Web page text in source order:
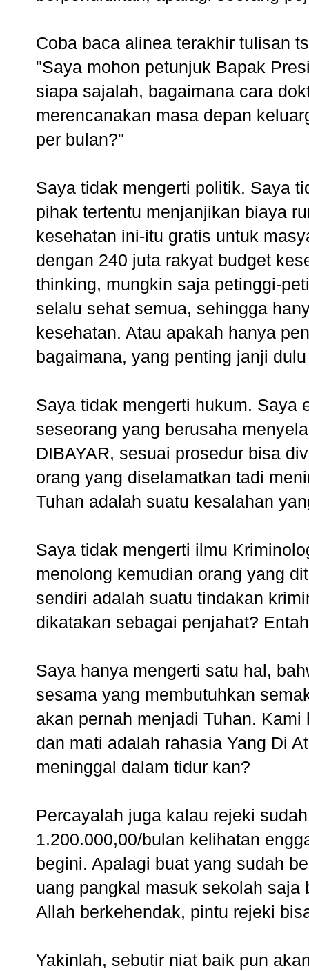
Coba baca alinea terakhir tulisan
"Saya mohon petunjuk Bapak
siapa sajalah, bagaimana cara
merencanakan masa depan
per bulan?"
Saya tidak mengerti politik. Saya
pihak tertentu menjanjikan biaya
kesehatan ini-itu gratis untuk
dengan 240 juta rakyat budget
thinking, mungkin saja petinggi-
selalu sehat semua, sehingga
kesehatan. Atau apakah hanya
bagaimana, yang penting janji
Saya tidak mengerti hukum. Saya
seseorang yang berusaha
DIBAYAR, sesuai prosedur bisa
orang yang diselamatkan tadi
Tuhan adalah suatu kesalahan
Saya tidak mengerti ilmu
menolong kemudian orang yang
sendiri adalah suatu tindakan
dikatakan sebagai penjahat?
Saya hanya mengerti satu hal,
sesama yang membutuhkan
akan pernah menjadi Tuhan.
dan mati adalah rahasia Yang Di
meninggal dalam tidur kan?
Percayalah juga kalau rejeki
1.200.000,00/bulan kelihatan
begini. Apalagi buat yang sudah
uang pangkal masuk sekolah
Allah berkehendak, pintu rejeki
Yakinlah, sebutir niat baik pun